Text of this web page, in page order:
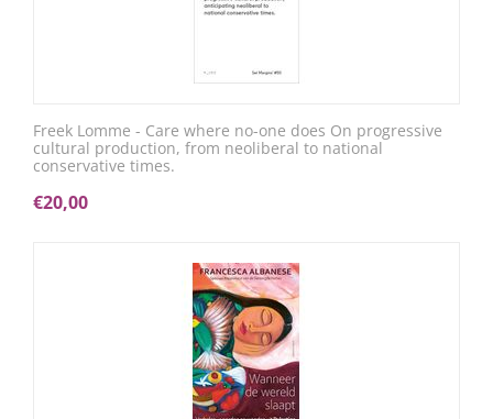
Freek Lomme - Care where no-one does On progressive
cultural production, from neoliberal to national
conservative times.
€20,00